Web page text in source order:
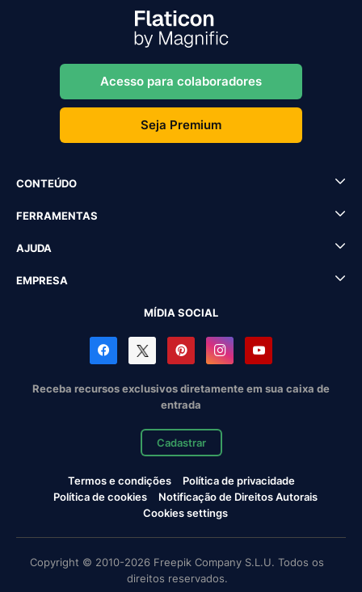
Acesso para colaboradores
Seja Premium
CONTEÚDO
FERRAMENTAS
AJUDA
EMPRESA
MÍDIA SOCIAL
Receba recursos exclusivos diretamente em sua caixa de
entrada
Cadastrar
Termos e condições
Política de privacidade
Política de cookies
Notificação de Direitos Autorais
Cookies settings
Copyright © 2010-2026 Freepik Company S.L.U. Todos os
direitos reservados.